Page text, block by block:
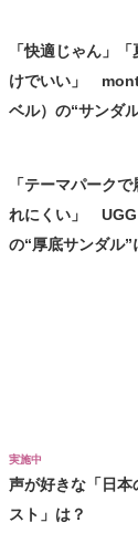
「快適じゃん」
けでいい」
ベル）の“サンダ
「テーマパーク
れにくい」 UGG
の“厚底サンダル”
実施中
声が好きな「日本
スト」は？